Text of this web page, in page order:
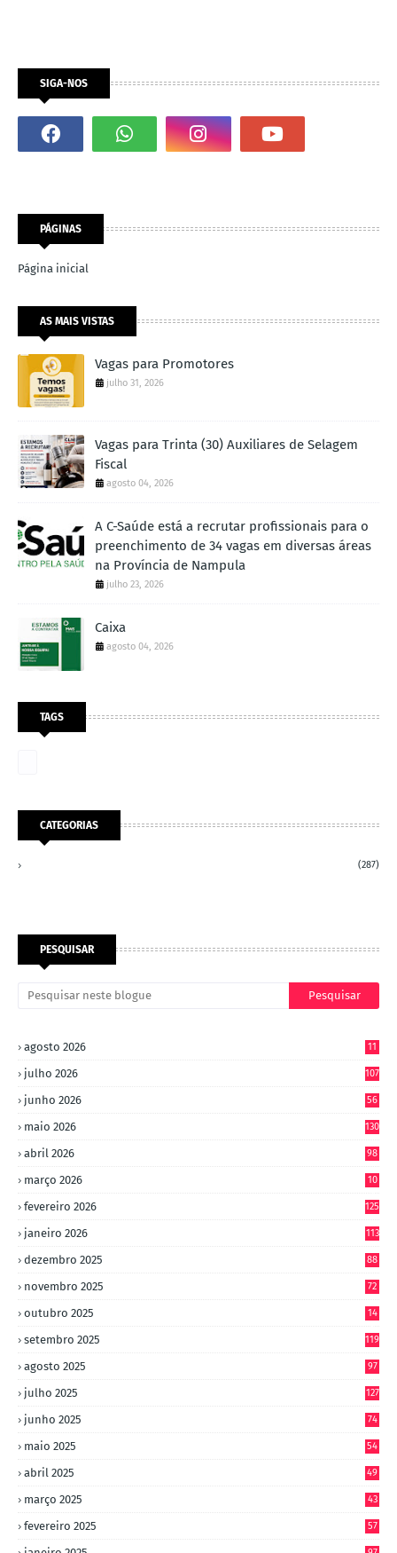
SIGA-NOS
PÁGINAS
Página inicial
AS MAIS VISTAS
Vagas para Promotores
julho 31, 2026
Vagas para Trinta (30) Auxiliares de Selagem
Fiscal
agosto 04, 2026
A C-Saúde está a recrutar profissionais para o
preenchimento de 34 vagas em diversas áreas
na Província de Nampula
julho 23, 2026
Caixa
agosto 04, 2026
TAGS
CATEGORIAS
(287)
PESQUISAR
agosto 2026 11
julho 2026 107
junho 2026 56
maio 2026 130
abril 2026 98
março 2026
10
fevereiro 2026 125
janeiro 2026 113
dezembro 2025 88
novembro 2025 72
outubro 2025
14
setembro 2025 119
agosto 2025 97
julho 2025 127
junho 2025 74
maio 2025 54
abril 2025 49
março 2025 43
fevereiro 2025 57